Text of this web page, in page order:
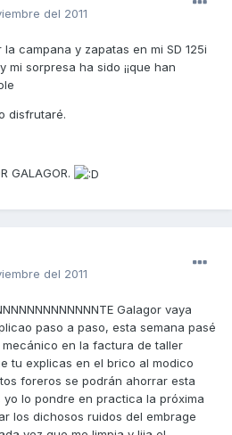
del 2011
campana y zapatas en mi SD 125i
sorpresa ha sido ¡¡que han
disfrutaré.
GALAGOR.
del 2011
Galagor vaya
paso a paso, esta semana pasé
en la factura de taller
tu explicas en el brico al modico
foreros se podrán ahorrar esta
lo pondre en practica la próxima
los dichosos ruidos del embrage